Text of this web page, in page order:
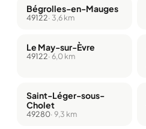
Bégrolles-en-Mauges
49122· 3,6 km
Le May-sur-Èvre
49122· 6,0 km
Saint-Léger-sous-
Cholet
49280· 9,3 km